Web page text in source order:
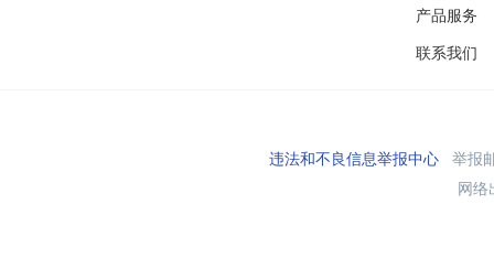
产品服务
联系我们
违法和不良信息举报中心举报
网